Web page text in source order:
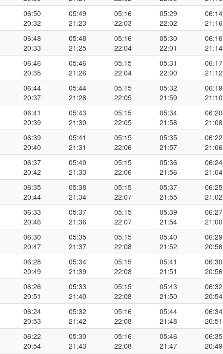
06:50
20:32
05:49
21:23
05:16
22:03
05:29
22:02
06:14
21:16
06:48
20:33
05:48
21:25
05:16
22:04
05:30
22:01
06:16
21:14
06:46
20:35
05:46
21:26
05:15
22:04
05:31
22:00
06:17
21:12
06:44
20:37
05:44
21:28
05:15
22:05
05:32
21:59
06:19
21:10
06:41
20:39
05:43
21:30
05:15
22:05
05:34
21:58
06:20
21:08
06:39
20:40
05:41
21:31
05:15
22:06
05:35
21:57
06:22
21:06
06:37
20:42
05:40
21:33
05:15
22:06
05:36
21:56
06:24
21:04
06:35
20:44
05:38
21:34
05:15
22:07
05:37
21:55
06:25
21:02
06:33
20:46
05:37
21:36
05:15
22:07
05:39
21:54
06:27
21:00
06:30
20:47
05:35
21:37
05:15
22:08
05:40
21:52
06:29
20:58
06:28
20:49
05:34
21:39
05:15
22:08
05:41
21:51
06:30
20:56
06:26
20:51
05:33
21:40
05:15
22:08
05:43
21:50
06:32
20:54
06:24
20:53
05:32
21:42
05:16
22:08
05:44
21:48
06:34
20:51
06:22
20:54
05:30
21:43
05:16
22:08
05:46
21:47
06:35
20:49